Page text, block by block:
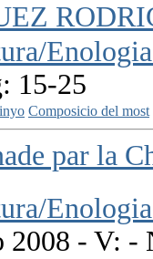
15-25
Composicio del most
par la
2008 - V: -